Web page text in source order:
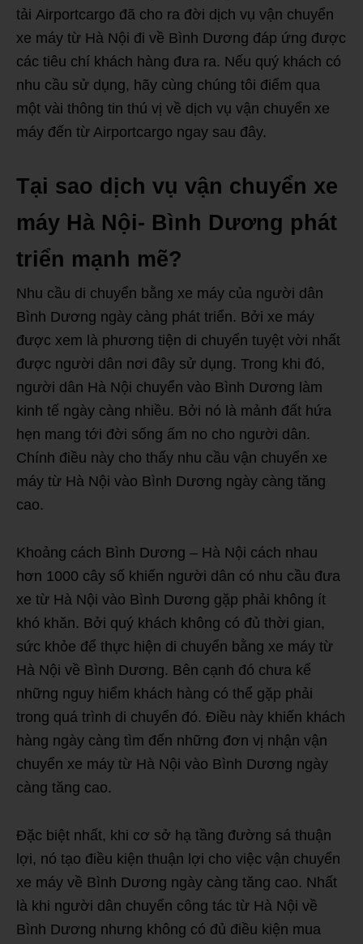
tải Airportcargo đã cho ra đời dịch vụ vận chuyển
xe máy từ Hà Nội đi về Bình Dương đáp ứng được
các tiêu chí khách hàng đưa ra. Nếu quý khách có
nhu cầu sử dụng, hãy cùng chúng tôi điểm qua
một vài thông tin thú vị về dịch vụ vận chuyển xe
máy đến từ Airportcargo ngay sau đây.
Tại sao dịch vụ vận chuyển xe
máy Hà Nội- Bình Dương phát
triển mạnh mẽ?
Nhu cầu di chuyển bằng xe máy của người dân
Bình Dương ngày càng phát triển. Bởi xe máy
được xem là phương tiện di chuyển tuyệt vời nhất
được người dân nơi đây sử dụng. Trong khi đó,
người dân Hà Nội chuyển vào Bình Dương làm
kinh tế ngày càng nhiều. Bởi nó là mảnh đất hứa
hẹn mang tới đời sống ấm no cho người dân.
Chính điều này cho thấy nhu cầu vận chuyển xe
máy từ Hà Nội vào Bình Dương ngày càng tăng
cao.
Khoảng cách Bình Dương – Hà Nội cách nhau
hơn 1000 cây số khiến người dân có nhu cầu đưa
xe từ Hà Nội vào Bình Dương gặp phải không ít
khó khăn. Bởi quý khách không có đủ thời gian,
sức khỏe để thực hiện di chuyển bằng xe máy từ
Hà Nội về Bình Dương. Bên cạnh đó chưa kể
những nguy hiểm khách hàng có thể gặp phải
trong quá trình di chuyển đó. Điều này khiến khách
hàng ngày càng tìm đến những đơn vị nhận vận
chuyển xe máy từ Hà Nội vào Bình Dương ngày
càng tăng cao.
Đặc biệt nhất, khi cơ sở hạ tầng đường sá thuận
lợi, nó tạo điều kiện thuận lợi cho việc vận chuyển
xe máy về Bình Dương ngày càng tăng cao. Nhất
là khi người dân chuyển công tác từ Hà Nội về
Bình Dương nhưng không có đủ điều kiện mua